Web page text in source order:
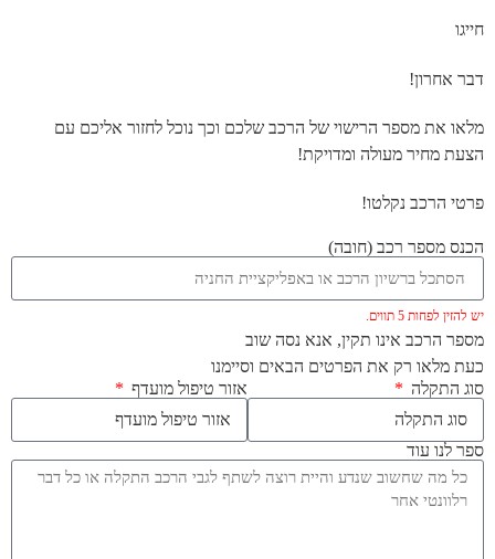
חייגו
דבר אחרון!
מלאו את מספר הרישוי של הרכב שלכם וכך נוכל לחזור אליכם עם
הצעת מחיר מעולה ומדויקת!
פרטי הרכב נקלטו!
הכנס מספר רכב (חובה)
יש להזין לפחות 5 תווים.
מספר הרכב אינו תקין, אנא נסה שוב
כעת מלאו רק את הפרטים הבאים וסיימנו
סוג התקלה
אזור טיפול מועדף
ספר לנו עוד